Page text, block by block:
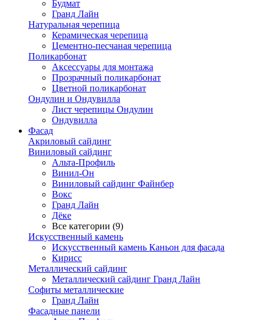
Будмат
Гранд Лайн
Натуральная черепица
Керамическая черепица
Цементно-песчаная черепица
Поликарбонат
Аксессуары для монтажа
Прозрачный поликарбонат
Цветной поликарбонат
Ондулин и Ондувилла
Лист черепицы Ондулин
Ондувилла
Фасад
Акриловый сайдинг
Виниловый сайдинг
Альта-Профиль
Винил-Он
Виниловый сайдинг Файнбер
Вокс
Гранд Лайн
Дёке
Все категории (9)
Искусственный камень
Искусственный камень Каньон для фасада
Кирисс
Металлический сайдинг
Металлический сайдинг Гранд Лайн
Софиты металлические
Гранд Лайн
Фасадные панели